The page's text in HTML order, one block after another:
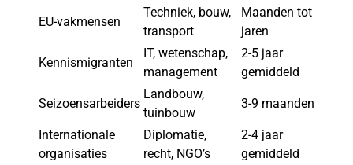
EU-vakmensen
Techniek, bouw,
transport
Maanden tot
jaren
Kennismigranten
IT, wetenschap,
management
2-5 jaar
gemiddeld
Seizoensarbeiders
Landbouw,
tuinbouw
3-9 maanden
Internationale
organisaties
Diplomatie,
recht, NGO’s
2-4 jaar
gemiddeld